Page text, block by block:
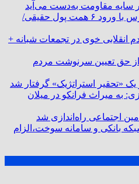
سایه مقاومت به‌دست می‌آید
رشد ۱۳۰ هزار واحدی بورس با ورود ۶ همت پول حقیقی/
انقلابی خوی در تجمعات شبانه +
از حق تعیین سرنوشت مردم
«تحقیر استراتژیک» گرفتار شد
به میراث فرانکو در میلان
اجتماعی راه‌اندازی شد
بانکی و سامانه سوخت،الزام